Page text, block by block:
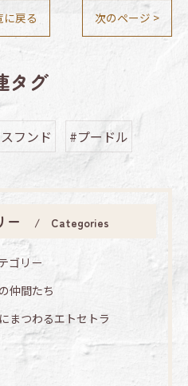
に戻る 次のページ >
タグ
フンド #プードル
ー Categories
ゴリー
仲間たち
まつわるエトセトラ